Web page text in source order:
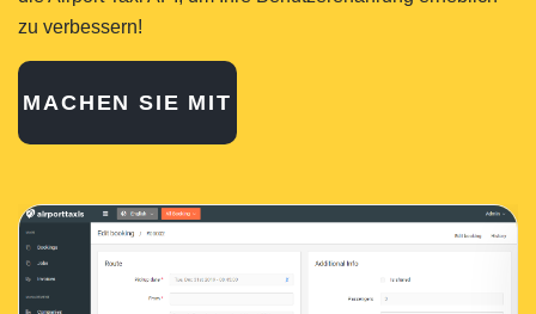
zu verbessern!
MACHEN SIE MIT